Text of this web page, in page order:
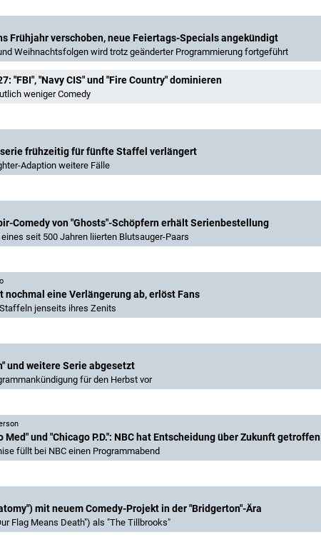
Frühjahr verschoben, neue Feiertags-Specials angekündigt
Weihnachtsfolgen wird trotz geänderter Programmierung fortgeführt
"FBI", "Navy CIS" und "Fire Country" dominieren
weniger Comedy
frühzeitig für fünfte Staffel verlängert
Adaption weitere Fälle
Comedy von "Ghosts"-Schöpfern erhält Serienbestellung
seit 500 Jahren liierten Blutsauger-Paars
nochmal eine Verlängerung ab, erlöst Fans
jenseits ihres Zenits
und weitere Serie abgesetzt
für den Herbst vor
Med" und "Chicago P.D.": NBC hat Entscheidung über Zukunft getroffen
füllt bei NBC einen Programmabend
mit neuem Comedy-Projekt in der "Bridgerton"-Ära
Flag Means Death") als "The Tillbrooks"